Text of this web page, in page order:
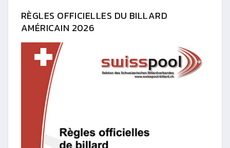
RÈGLES OFFICIELLES DU BILLARD
AMÉRICAIN 2026